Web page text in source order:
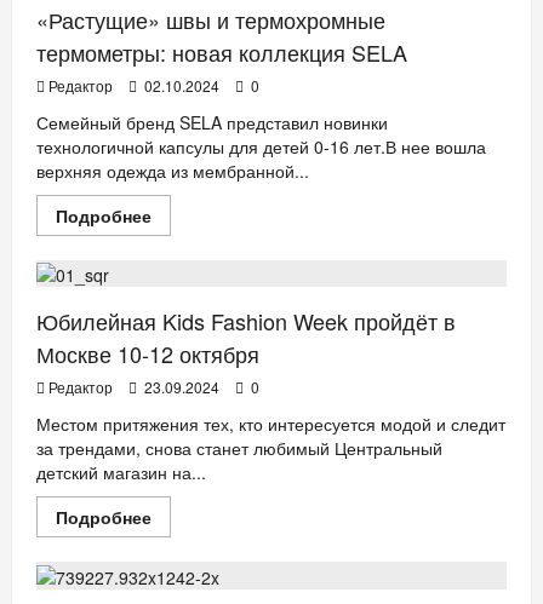
Банк
представили
карту
«Джуниор»
в
лимитированном
дизайне
«Растущие» швы и термохромные
термометры: новая коллекция SELA
Редактор 02.10.2024 0
Семейный бренд SELA представил новинки
технологичной капсулы для детей 0-16 лет.В нее вошла
верхняя одежда из мембранной...
ПодробнееПрочитать
больше
термохромные
термометры:
новая
коллекция
SELA
ДЕТИ Мода
Юбилейная Kids Fashion Week пройдёт в
Москве 10-12 октября
Редактор 23.09.2024 0
Местом притяжения тех, кто интересуется модой и следит
за трендами, снова станет любимый Центральный
детский магазин на...
ПодробнееПрочитать
больше
Юбилейная
Kids